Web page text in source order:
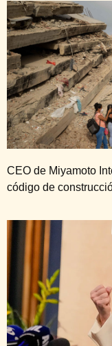
CEO de Miyamoto
código de